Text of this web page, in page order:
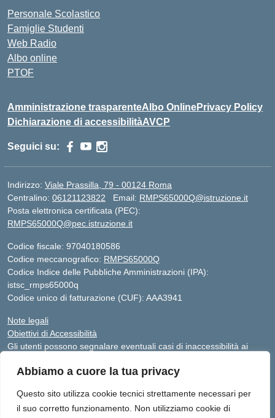
Abbiamo a cuore la tua privacy
Questo sito utilizza cookie tecnici strettamente necessari per
il suo corretto funzionamento. Non utilizziamo cookie di
Personale Scolastico
Famiglie Studenti
Web Radio
Albo online
PTOF
Amministrazione trasparenteAlbo OnlinePrivacy Policy
Dichiarazione di accessibilitàAVCP
Seguici su:
Indirizzo: Viale Prassilla, 79 - 00124 Roma
Centralino: 06121123822 Email: RMPS65000Q@istruzione.it
Posta elettronica certificata (PEC):
RMPS65000Q@pec.istruzione.it
Codice fiscale: 97040180586
Codice meccanografico: RMPS65000Q
Codice Indice delle Pubbliche Amministrazioni (IPA):
istsc_rmps65000q
Codice unico di fatturazione (CUF): AAA3941
Note legali
Obiettivi di Accessibilità
Gli utenti possono segnalare eventuali casi di inaccessibilità ai
scrivendo al seguente indirizzo di posta elettronica:
Sito realizzato da Avaservice